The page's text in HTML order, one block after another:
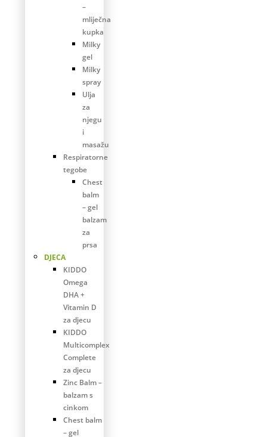
–
mliječna
kupka
Milky
gel
Milky
spray
Ulja
za
njegu
i
masažu
Respiratorne
tegobe
Chest
balm
– gel
balzam
za
prsa
DJECA
KIDDO
Omega
DHA +
Vitamin D
za djecu
KIDDO
Multicomplex
Complete
za djecu
Zinc Balm –
balzam s
cinkom
Chest balm
– gel